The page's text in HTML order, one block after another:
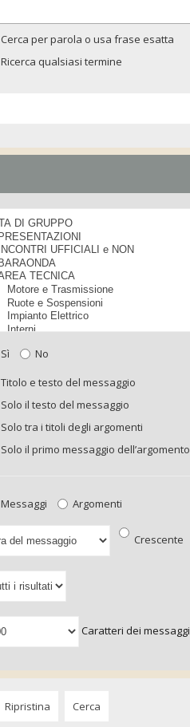
Cerca per parola o usa frase esatta
Ricerca qualsiasi termine
Sì
No
Titolo e testo del messaggio
Solo il testo del messaggio
Solo tra i titoli degli argomenti
Solo il primo messaggio dell’argomento
Messaggi
Argomenti
Crescente
Caratteri dei messaggi